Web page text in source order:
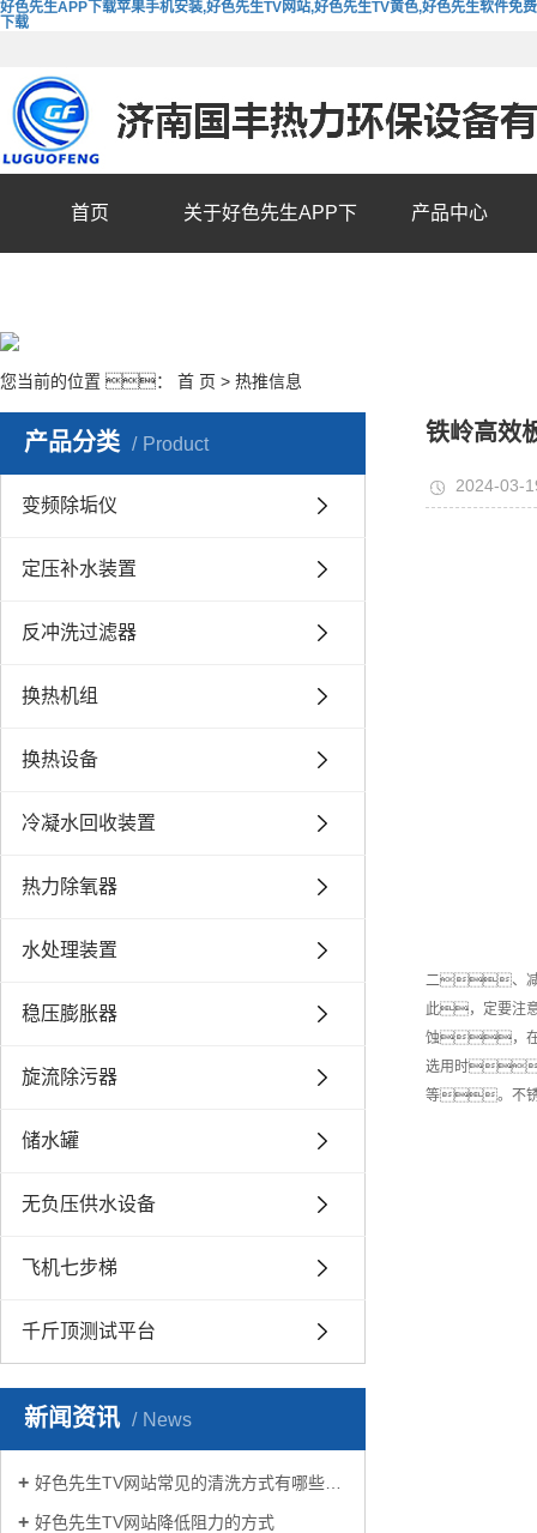
好色先生APP下载苹果手机安装,好色先生TV网站,好色先生TV黄色,好色先生软件免费
下载
首页 关于好色先生APP下 产品中心
您当前的位置 ： 首 页 > 热推信息
产品分类 Product
变频除垢仪
定压补水装置
反冲洗过滤器
换热机组
换热设备
冷凝水回收装置
热力除氧器
水处理装置
稳压膨胀器
旋流除污器
储水罐
无负压供水设备
飞机七步梯
千斤顶测试平台
新闻资讯 News
好色先生TV网站常见的清洗方式有哪些？
好色先生TV网站降低阻力的方式
铁岭高效
2024-03-
二、减
此，定要注
蚀，在
选用时
等。不